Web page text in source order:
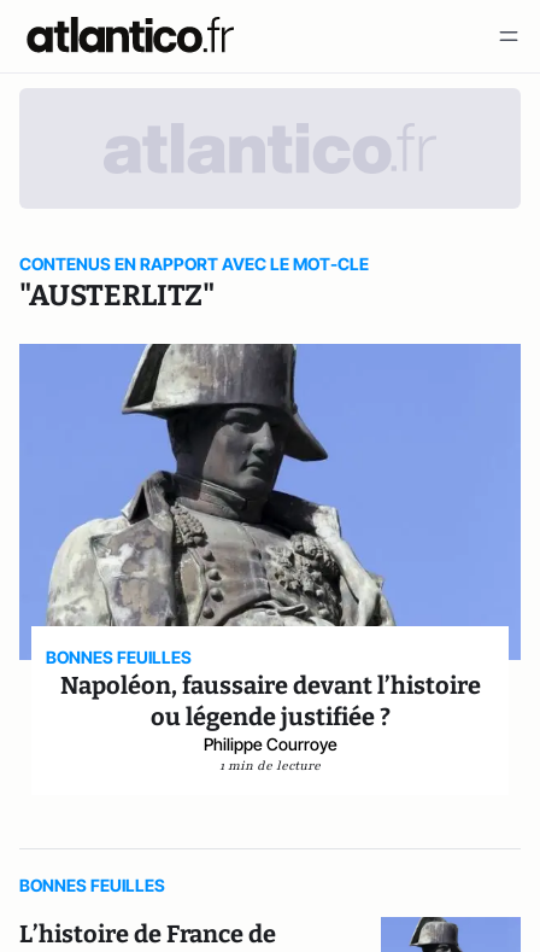
CONTENUS EN RAPPORT AVEC LE MOT-CLE
"AUSTERLITZ"
BONNES FEUILLES
Napoléon, faussaire devant l’histoire
ou légende justifiée ?
Philippe Courroye
1 min de lecture
BONNES FEUILLES
L’histoire de France de